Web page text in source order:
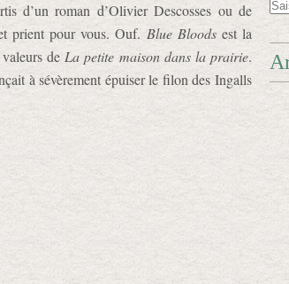
d’un roman d’Olivier Descosses ou de
prient pour vous. Ouf. Blue Bloodsest la
de La petite maison dans la prairie.
à sévèrement épuiser le filon des Ingalls